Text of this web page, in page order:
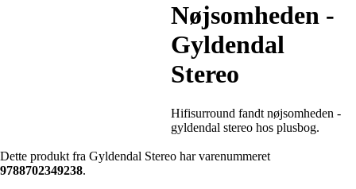
Nøjsomheden -
Gyldendal
Stereo
Hifisurround fandt nøjsomheden -
gyldendal stereo hos plusbog.
Dette produkt fra Gyldendal Stereo har varenummeret
9788702349238.